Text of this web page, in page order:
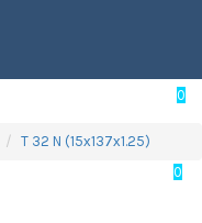
0
0
T 32 N (15х137х1.25)